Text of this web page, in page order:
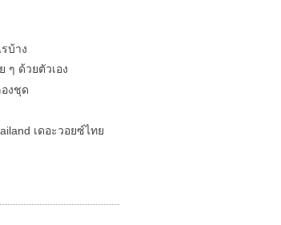
บ้าง
ๆ ด้วยตัวเอง
งชุด
เดอะวอยซ์ไทย